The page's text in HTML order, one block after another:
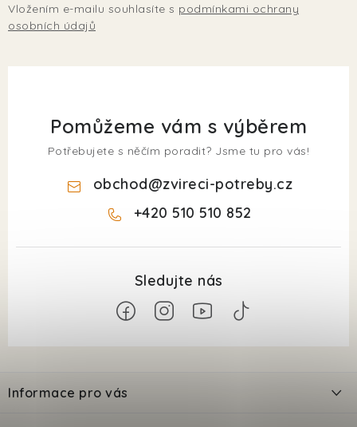
Vložením e-mailu souhlasíte s podmínkami ochrany
osobních údajů
Pomůžeme vám s výběrem
Potřebujete s něčím poradit? Jsme tu pro vás!
obchod@zvireci-potreby.cz
+420 510 510 852
pInformace pro vás